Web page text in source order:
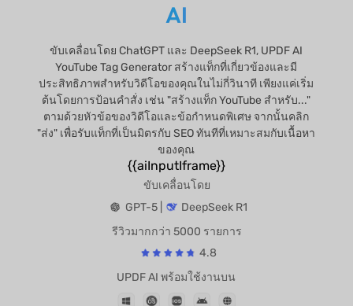
AI
ขับเคลื่อนโดย ChatGPT และ DeepSeek R1, UPDF AI
YouTube Tag Generator สร้างแท็กที่เกี่ยวข้องและมี
ประสิทธิภาพสำหรับวิดีโอของคุณในไม่กี่วินาที เพียงแค่เริ่ม
ต้นโดยการป้อนคำสั่ง เช่น "สร้างแท็ก YouTube สำหรับ..."
ตามด้วยหัวข้อของวิดีโอและข้อกำหนดพิเศษ จากนั้นคลิก
"ส่ง" เพื่อรับแท็กที่เป็นมิตรกับ SEO ทันทีที่เหมาะสมกับเนื้อหา
ของคุณ
{{aiInputIframe}}
ขับเคลื่อนโดย
GPT-5 |
DeepSeek R1
รีวิวมากกว่า 5000 รายการ